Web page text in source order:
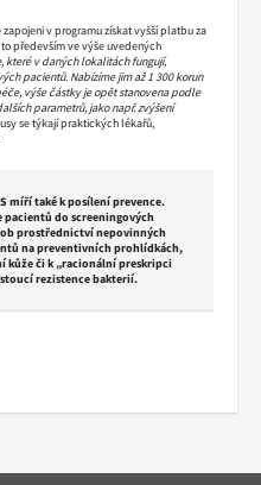
v programu získat vyšší platbu za
především ve výše uvedených
které v daných lokalitách fungují,
pacientů. Nabízíme jim až 1 300 korun
výše částky je opět stanovena podle
parametrů, jako např. zvýšení
se týkají praktických lékařů,
míří také k posílení prevence.
do screeningových
prostřednictví nepovinných
na preventivních prohlídkách,
kůže či k „racionální preskripci
rezistence bakterií.